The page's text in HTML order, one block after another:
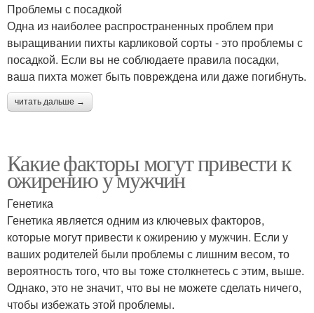
Проблемы с посадкой
Одна из наиболее распространенных проблем при
выращивании пихты карликовой сорты - это проблемы с
посадкой. Если вы не соблюдаете правила посадки,
ваша пихта может быть повреждена или даже погибнуть.
читать дальше →
Какие факторы могут привести к
ожирению у мужчин
Генетика
Генетика является одним из ключевых факторов,
которые могут привести к ожирению у мужчин. Если у
ваших родителей были проблемы с лишним весом, то
вероятность того, что вы тоже столкнетесь с этим, выше.
Однако, это не значит, что вы не можете сделать ничего,
чтобы избежать этой проблемы.